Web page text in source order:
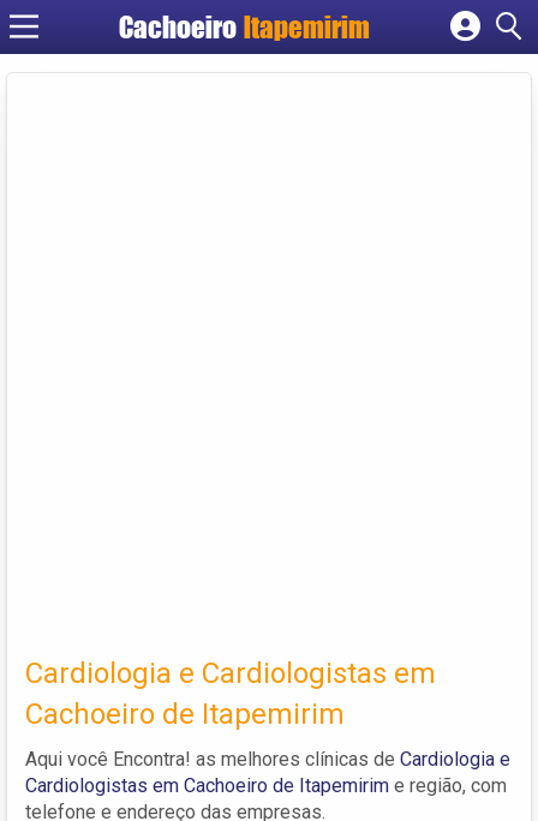
Cachoeiro Itapemirim
Cadastrar empresa
Cardiologia e Cardiologistas em
Cachoeiro de Itapemirim
Aqui você Encontra! as melhores clínicas de Cardiologia e
Cardiologistas em Cachoeiro de Itapemirim e região, com
telefone e endereço das empresas.